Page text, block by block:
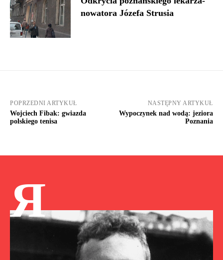
nowatora Józefa Strusia
POPRZEDNI ARTYKUŁ
Wojciech Fibak: gwiazda
polskiego tenisa
NASTĘPNY ARTYKUŁ
Wypoczynek nad wodą: jeziora
Poznania
Я